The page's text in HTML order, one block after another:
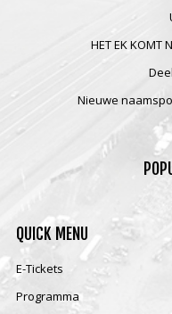
HET EK KOMT
Nieuwe
QUICK MENU
E-Tickets
Programma